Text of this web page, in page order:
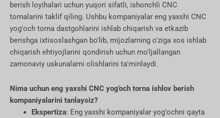
berish loyihalari uchun yuqori sifatli, ishonchli CNC
tornalarini taklif qiling. Ushbu kompaniyalar eng yaxshi CNC
yog'och torna dastgohlarini ishlab chiqarish va etkazib
berishga ixtisoslashgan bo'lib, mijozlarning o'ziga xos ishlab
chiqarish ehtiyojlarini qondirish uchun mo'ljallangan
zamonaviy uskunalarni olishlarini ta'minlaydi.
Nima uchun eng yaxshi CNC yog'och torna ishlov berish
kompaniyalarini tanlaysiz?
Ekspertiza: Eng yaxshi kompaniyalar yog'ochni qayta